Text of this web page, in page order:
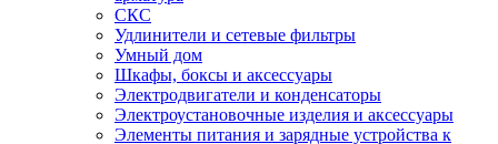
СКС
Удлинители и сетевые фильтры
Умный дом
Шкафы, боксы и аксессуары
Электродвигатели и конденсаторы
Электроустановочные изделия и аксессуары
Элементы питания и зарядные устройства к